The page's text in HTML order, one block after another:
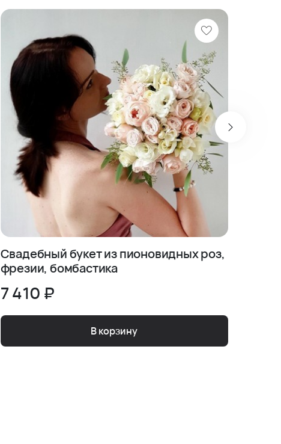
Свадебный букет из пионовидных роз,
фрезии, бомбастика
7 410 ₽
В корзину